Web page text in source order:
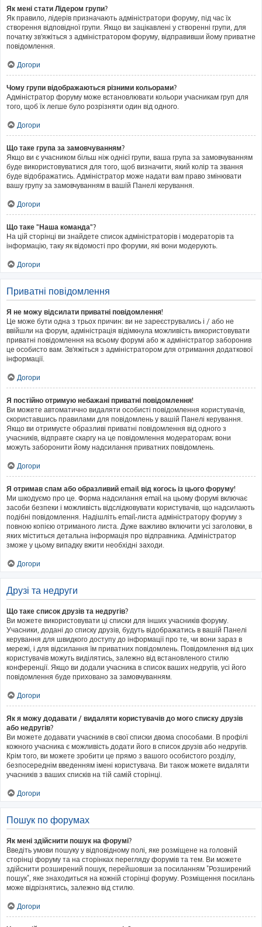
Як мені стати Лідером групи?
Як правило, лідерів призначають адміністратори форуму, під час їх
створення відповідної групи. Якщо ви зацікавлені у створенні групи, для
початку зв'яжіться з адміністратором форуму, відправивши йому приватне
повідомлення.
Догори
Чому групи відображаються різними кольорами?
Адміністратор форуму може встановлювати кольори учасникам груп для
того, щоб їх легше було розрізняти один від одного.
Догори
Що таке група за замовчуванням?
Якщо ви є учасником більш ніж однієї групи, ваша група за замовчуванням
буде використовуватися для того, щоб визначити, який колір та звання
буде відображатись. Адміністратор може надати вам право змінювати
вашу групу за замовчуванням в вашій Панелі керування.
Догори
Що таке "Наша команда"?
На цій сторінці ви знайдете список адміністраторів і модераторів та
інформацію, таку як відомості про форуми, які вони модерують.
Догори
Приватні повідомлення
Я не можу відсилати приватні повідомлення!
Це може бути одна з трьох причин: ви не зареєструвались і / або не
ввійшли на форум, адміністрація відімкнула можливість використовувати
приватні повідомлення на всьому форумі або ж адміністратор заборонив
це особисто вам. Зв'яжіться з адміністратором для отримання додаткової
інформації.
Догори
Я постійно отримую небажані приватні повідомлення!
Ви можете автоматично видаляти особисті повідомлення користувачів,
скориставшись правилами для повідомлень у вашій Панелі керування.
Якщо ви отримуєте образливі приватні повідомлення від одного з
учасників, відправте скаргу на це повідомлення модераторам; вони
можуть заборонити йому надсилання приватних повідомлень.
Догори
Я отримав спам або образливий email від когось із цього форуму!
Ми шкодуємо про це. Форма надсилання email на цьому форумі включає
засоби безпеки і можливість відслідковувати користувачів, що надсилають
подібні повідомлення. Надішліть email-листа адміністратору форуму з
повною копією отриманого листа. Дуже важливо включити усі заголовки, в
яких міститься детальна інформація про відправника. Адміністратор
зможе у цьому випадку вжити необхідні заходи.
Догори
Друзі та недруги
Що таке список друзів та недругів?
Ви можете використовувати ці списки для інших учасників форуму.
Учасники, додані до списку друзів, будуть відображатись в вашій Панелі
керування для швидкого доступу до інформації про те, чи вони зараз в
мережі, і для відсилання їм приватних повідомлень. Повідомлення від цих
користувачів можуть виділятись, залежно від встановленого стилю
конференції. Якщо ви додали учасника в список ваших недругів, усі його
повідомлення буде приховано за замовчуванням.
Догори
Як я можу додавати / видаляти користувачів до мого списку друзів
або недругів?
Ви можете додавати учасників в свої списки двома способами. В профілі
кожного учасника є можливість додати його в список друзів або недругів.
Крім того, ви можете зробити це прямо з вашого особистого розділу,
безпосереднім введенням імені користувача. Ви також можете видаляти
учасників з ваших списків на тій самій сторінці.
Догори
Пошук по форумах
Як мені здійснити пошук на форумі?
Введіть умови пошуку у відповідному полі, яке розміщене на головній
сторінці форуму та на сторінках перегляду форумів та тем. Ви можете
здійснити розширений пошук, перейшовши за посиланням "Розширений
пошук", яке знаходиться на кожній сторінці форуму. Розміщення посилань
може відрізнятись, залежно від стилю.
Догори